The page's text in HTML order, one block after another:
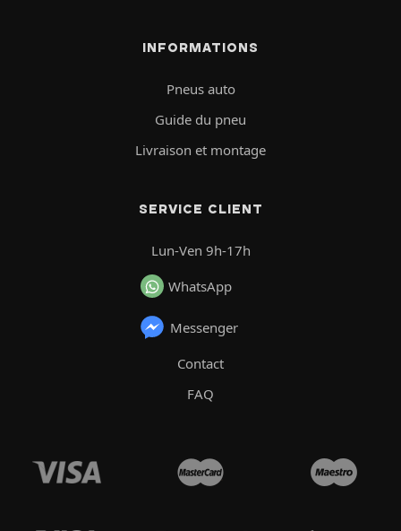
INFORMATIONS
Pneus auto
Guide du pneu
Livraison et montage
SERVICE CLIENT
Lun-Ven 9h-17h
WhatsApp
Messenger
Contact
FAQ